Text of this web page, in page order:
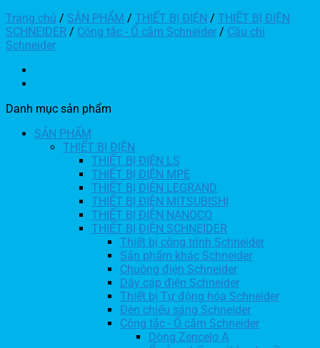
Trang chủ / SẢN PHẨM / THIẾT BỊ ĐIỆN / THIẾT BỊ ĐIỆN
SCHNEIDER / Công tắc - Ổ cắm Schneider / Cầu chì
Schneider
Danh mục sản phẩm
SẢN PHẨM
THIẾT BỊ ĐIỆN
THIẾT BỊ ĐIỆN LS
THIẾT BỊ ĐIỆN MPE
THIẾT BỊ ĐIỆN LEGRAND
THIẾT BỊ ĐIỆN MITSUBISHI
THIẾT BỊ ĐIỆN NANOCO
THIẾT BỊ ĐIỆN SCHNEIDER
Thiết bị công trình Schneider
Sản phẩm khác Schneider
Chuông điện Schneider
Dây cáp điện Schneider
Thiết bị Tự động hóa Schneider
Đèn chiếu sáng Schneider
Công tắc - Ổ cắm Schneider
Dòng Zencelo A